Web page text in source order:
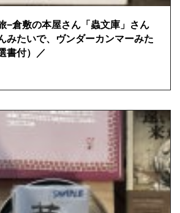
−倉敷の本屋さん「蟲文庫」さん
みたいで、ヴンダーカンマーみた
書付）／